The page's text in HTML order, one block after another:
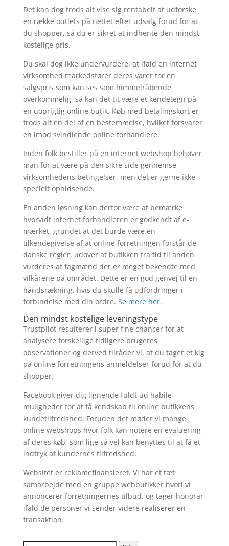
Det kan dog trods alt vise sig rentabelt at udforske
en række outlets på nettet efter udsalg forud for at
du shopper, så du er sikret at indhente den mindst
kostelige pris.
Du skal dog ikke undervurdere, at ifald en internet
virksomhed markedsfører deres varer for en
salgspris som kan ses som himmelråbende
overkommelig, så kan det tit være et kendetegn på
en uoprigtig online butik. Køb med betalingskort er
trods alt en del af en bestemmelse, hvilket forsvarer
en imod svindlende online forhandlere.
Inden folk bestiller på en internet webshop behøver
man for at være på den sikre side gennemse
virksomhedens betingelser, men det er gerne ikke
specielt ophidsende.
En anden løsning kan derfor være at bemærke
hvorvidt internet forhandleren er godkendt af e-
mærket, grundet at det burde være en
tilkendegivelse af at online forretningen forstår de
danske regler, udover at butikken fra tid til anden
vurderes af fagmænd der er meget bekendte med
vilkårene på området. Dette er en god genvej til en
håndsrækning, hvis du skulle få udfordringer i
forbindelse med din ordre. Se mere her.
Den mindst kostelige leveringstype
Trustpilot resulterer i super fine chancer for at
analysere forskellige tidligere brugeres
observationer og derved tilråder vi, at du tager et kig
på online forretningens anmeldelser forud for at du
shopper.
Facebook giver dig lignende fuldt ud habile
muligheder for at få kendskab til online butikkens
kundetilfredshed. Foruden det møder vi mange
online webshops hvor folk kan notere en evaluering
af deres køb, som lige så vel kan benyttes til at få et
indtryk af kundernes tilfredshed.
Websitet er reklamefinansieret. Vi har et tæt
samarbejde med en gruppe webbutikker hvori vi
annoncerer forretningernes tilbud, og tager honorar
ifald de personer vi sender videre realiserer en
transaktion.